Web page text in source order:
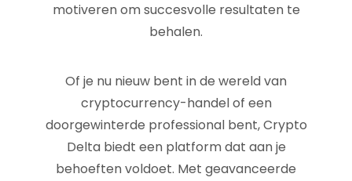
motiveren om succesvolle resultaten te
behalen.
Of je nu nieuw bent in de wereld van
cryptocurrency-handel of een
doorgewinterde professional bent, Crypto
Delta biedt een platform dat aan je
behoeften voldoet. Met geavanceerde